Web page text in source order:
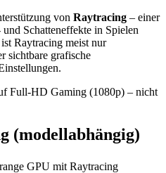
von Raytracing – einer
Schatteneffekte in Spielen
Raytracing meist nur
sichtbare grafische
Full-HD Gaming (1080p) – nicht
(modellabhängig)
GPU mit Raytracing